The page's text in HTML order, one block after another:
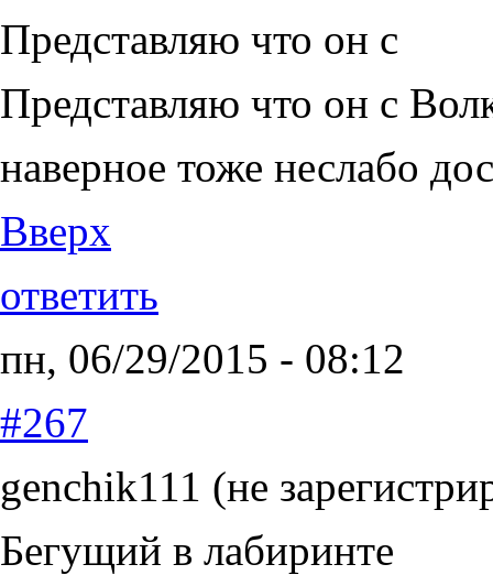
Представляю что он с
Представляю что он с
наверное тоже неслабо
Вверх
ответить
пн, 06/29/2015 - 08:12
#267
genchik111 (не
Бегущий в лабиринте